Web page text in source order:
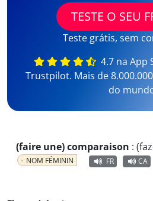
TESTE O SEU
Teste grátis, sem
4.7 na App
Trustpilot. Mais de
do
(faire une) comparaison :
NOM FÉMININ FR CA